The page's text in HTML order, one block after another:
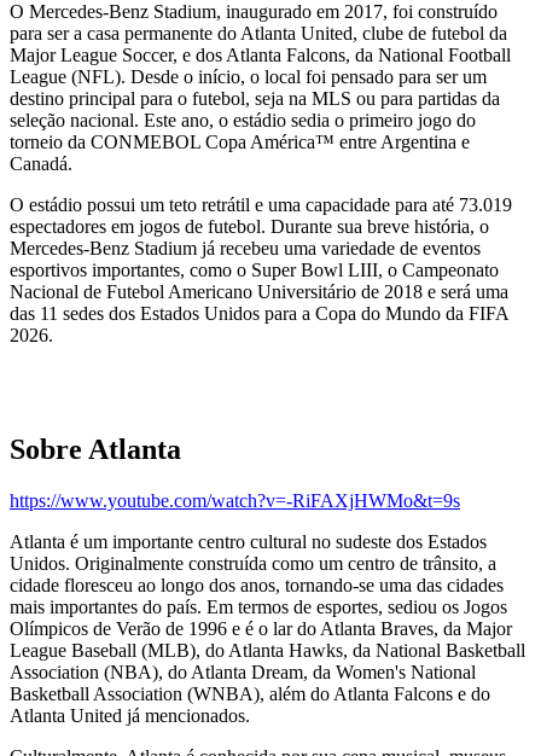
O Mercedes-Benz Stadium, inaugurado em 2017, foi construído
para ser a casa permanente do Atlanta United, clube de futebol da
Major League Soccer, e dos Atlanta Falcons, da National Football
League (NFL). Desde o início, o local foi pensado para ser um
destino principal para o futebol, seja na MLS ou para partidas da
seleção nacional. Este ano, o estádio sedia o primeiro jogo do
torneio da CONMEBOL Copa América™ entre Argentina e
Canadá.
O estádio possui um teto retrátil e uma capacidade para até 73.019
espectadores em jogos de futebol. Durante sua breve história, o
Mercedes-Benz Stadium já recebeu uma variedade de eventos
esportivos importantes, como o Super Bowl LIII, o Campeonato
Nacional de Futebol Americano Universitário de 2018 e será uma
das 11 sedes dos Estados Unidos para a Copa do Mundo da FIFA
2026.
Sobre Atlanta
https://www.youtube.com/watch?v=-RiFAXjHWMo&t=9s
Atlanta é um importante centro cultural no sudeste dos Estados
Unidos. Originalmente construída como um centro de trânsito, a
cidade floresceu ao longo dos anos, tornando-se uma das cidades
mais importantes do país. Em termos de esportes, sediou os Jogos
Olímpicos de Verão de 1996 e é o lar do Atlanta Braves, da Major
League Baseball (MLB), do Atlanta Hawks, da National Basketball
Association (NBA), do Atlanta Dream, da Women's National
Basketball Association (WNBA), além do Atlanta Falcons e do
Atlanta United já mencionados.